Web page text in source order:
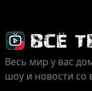
Весь мир у вас
шоу и новости со